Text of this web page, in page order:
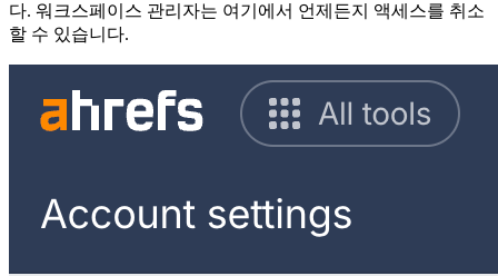
다. 워크스페이스 관리자는 여기에서 언제든지 액세스를 취소
할 수 있습니다.